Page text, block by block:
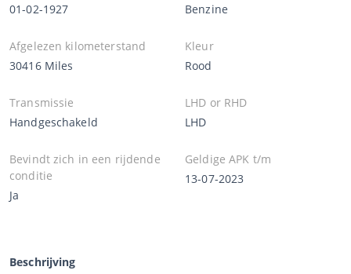
01-02-1927
Benzine
Afgelezen kilometerstand
30416 Miles
Kleur
Rood
Transmissie
Handgeschakeld
LHD or RHD
LHD
Bevindt zich in een rijdende
conditie
Ja
Geldige APK t/m
13-07-2023
Beschrijving